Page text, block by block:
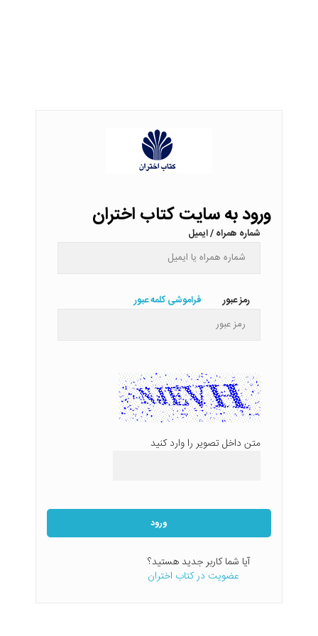
ورود به سایت کتاب اختران
شماره همراه / ایمیل
رمز عبور فراموشی کلمه عبور
متن داخل تصویر را وارد کنید
ورود
آیا شما کاربر جدید هستید؟
عضویت در کتاب اختران